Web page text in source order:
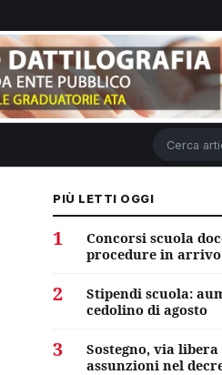
PIÙ LETTI OGGI
1
Concorsi scuola
procedure in arrivo
2
Stipendi scuola:
cedolino di agosto
3
Sostegno, via
assunzioni nel